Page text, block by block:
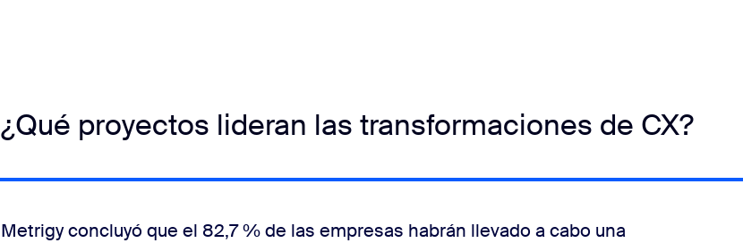
¿Qué proyectos lideran las transformaciones de CX?
Metrigy concluyó que el 82,7 % de las empresas habrán llevado a cabo una